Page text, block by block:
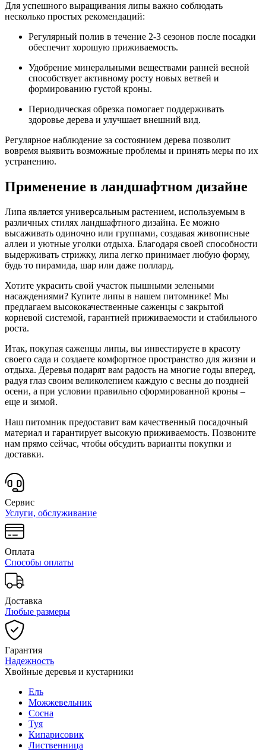
Для успешного выращивания липы важно соблюдать
несколько простых рекомендаций:
Регулярный полив в течение 2-3 сезонов после посадки
обеспечит хорошую приживаемость.
Удобрение минеральными веществами ранней весной
способствует активному росту новых ветвей и
формированию густой кроны.
Периодическая обрезка помогает поддерживать
здоровье дерева и улучшает внешний вид.
Регулярное наблюдение за состоянием дерева позволит
вовремя выявить возможные проблемы и принять меры по их
устранению.
Применение в ландшафтном дизайне
Липа является универсальным растением, используемым в
различных стилях ландшафтного дизайна. Ее можно
высаживать одиночно или группами, создавая живописные
аллеи и уютные уголки отдыха. Благодаря своей способности
выдерживать стрижку, липа легко принимает любую форму,
будь то пирамида, шар или даже поллард.
Хотите украсить свой участок пышными зелеными
насаждениями? Купите липы в нашем питомнике! Мы
предлагаем высококачественные саженцы с закрытой
корневой системой, гарантией приживаемости и стабильного
роста.
Итак, покупая саженцы липы, вы инвестируете в красоту
своего сада и создаете комфортное пространство для жизни и
отдыха. Деревья подарят вам радость на многие годы вперед,
радуя глаз своим великолепием каждую с весны до поздней
осени, а при условии правильно сформированной кроны –
еще и зимой.
Наш питомник предоставит вам качественный посадочный
материал и гарантирует высокую приживаемость. Позвоните
нам прямо сейчас, чтобы обсудить варианты покупки и
доставки.
Сервис
Услуги, обслуживание
Оплата
Способы оплаты
Доставка
Любые размеры
Гарантия
Надежность
Хвойные деревья и кустарники
Ель
Можжевельник
Сосна
Туя
Кипарисовик
Лиственница